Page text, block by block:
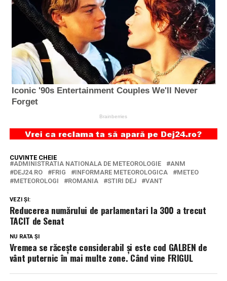
CUVINTE CHEIE
ADMINISTRATIA NATIONALA DE METEOROLOGIE
ANM
DEJ24.RO
FRIG INFORMARE METEOROLOGICA
METEO
METEOROLOGI
ROMANIA STIRI DEJ VANT
VEZI ȘI:
Reducerea numărului de parlamentari la 300 a trecut
TACIT de Senat
NU RATA ȘI
Vremea se răcește considerabil și este cod GALBEN de
vânt puternic în mai multe zone. Când vine FRIGUL